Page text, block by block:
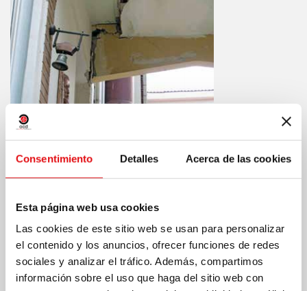
Consentimiento Detalles Acerca de las cookies
Esta página web usa cookies
Las cookies de este sitio web se usan para personalizar
el contenido y los anuncios, ofrecer funciones de redes
sociales y analizar el tráfico. Además, compartimos
información sobre el uso que haga del sitio web con
Compartir en: